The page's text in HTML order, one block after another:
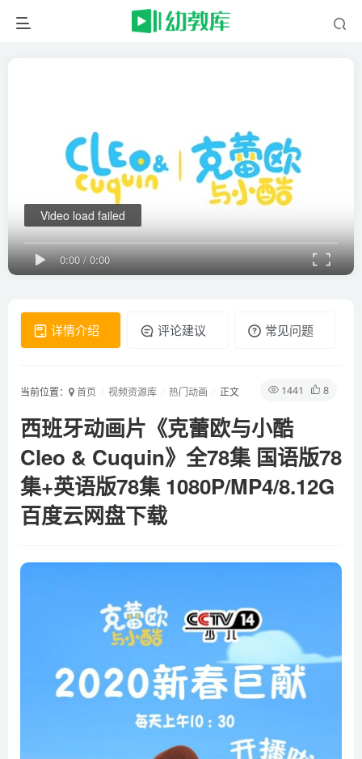
0:00/0:00
Video load failed
详情介绍 评论建议 常见问题
1441 8
当前位置： 首页 视频资源库 热门动画 正文
西班牙动画片《克蕾欧与小酷
Cleo & Cuquin》全78集 国语版78
集+英语版78集 1080P/MP4/8.12G
百度云网盘下载